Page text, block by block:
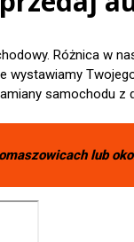
Różnica w
wystawiamy
samochodu z
lub